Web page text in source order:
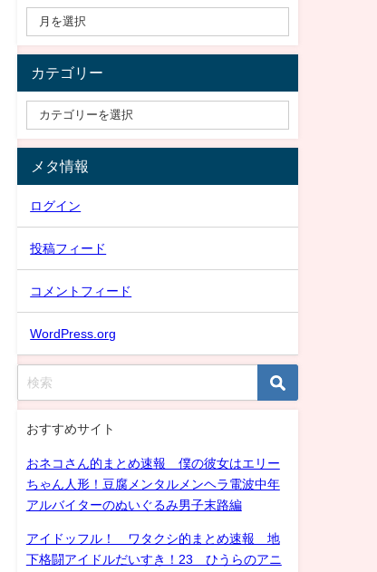
カテゴリー
メタ情報
ログイン
投稿フィード
コメントフィード
WordPress.org
おすすめサイト
おネコさん的まとめ速報 僕の彼女はエリー
ちゃん人形！豆腐メンタルメンヘラ電波中年
アルバイターのぬいぐるみ男子末路編
アイドッフル！ ワタクシ的まとめ速報 地
下格闘アイドルだいすき！23 ひうらのアニ